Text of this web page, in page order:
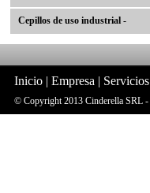
Cepillos de uso industrial -
Inicio | Empresa | Servicios
© Copyright 2013 Cinderella SRL -